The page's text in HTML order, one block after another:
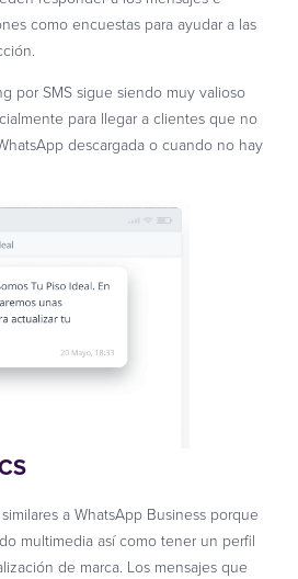
como encuestas para ayudar a las
por SMS sigue siendo muy valioso
para llegar a clientes que no
descargada o cuando no hay
a WhatsApp Business porque
multimedia así como tener un perfil
de marca. Los mensajes que